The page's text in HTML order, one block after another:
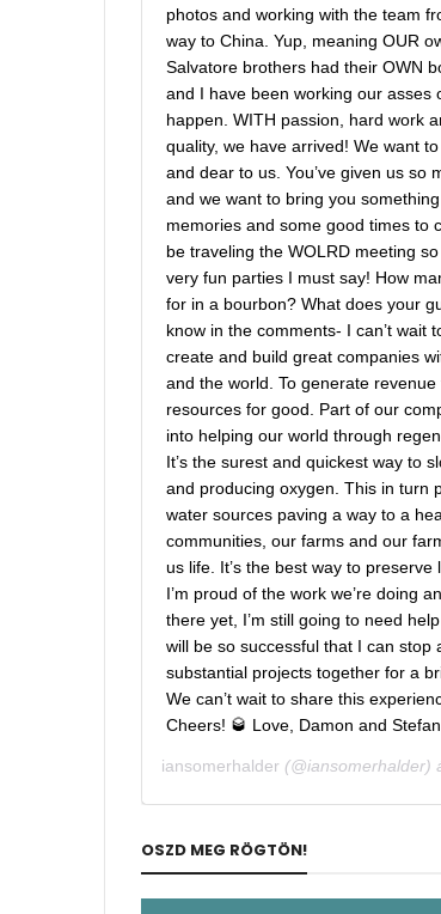
photos and working with the team
way to China. Yup, meaning OUR
Salvatore brothers had their OWN
and I have been working our asses
happen. WITH passion, hard work
quality, we have arrived! We want
and dear to us. You’ve given us so
and we want to bring you
memories and some good times to
be traveling the WOLRD meeting
very fun parties I must say! How
for in a bourbon? What does your
know in the comments- I can’t wait
create and build great companies
and the world. To generate
resources for good. Part of our
into helping our world through
It’s the surest and quickest way to
and producing oxygen. This in turn
water sources paving a way to a
communities, our farms and our
us life. It’s the best way to
I’m proud of the work we’re doing
there yet, I’m still going to need
will be so successful that I can
substantial projects together for a
We can’t wait to share this
Cheers! 🥃 Love, Damon and Stefan
iansomerhalder (@iansomerhalder)
OSZD MEG RÖGTÖN!